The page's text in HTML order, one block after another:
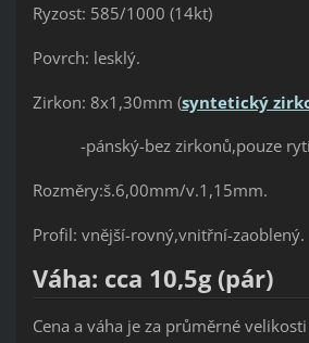
Ryzost: 585/1000 (14kt)
Povrch: lesklý.
Zirkon: 8x1,30mm (syntetický
-pánský-bez zirkonů,pouze
Rozměry:š.6,00mm/v.1,15mm.
Profil: vnější-rovný,vnitřní-zaoblený.
Váha: cca 10,5g (pár)
Cena a váha je za průměrné